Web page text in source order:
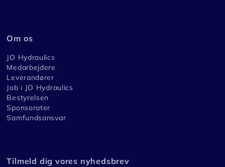
Om os
JO Hydraulics
Medarbejdere
Leverandører
Job i JO Hydraulics
Bestyrelsen
Sponsorater
Samfundsansvar
Tilmeld dig vores nyhedsbrev